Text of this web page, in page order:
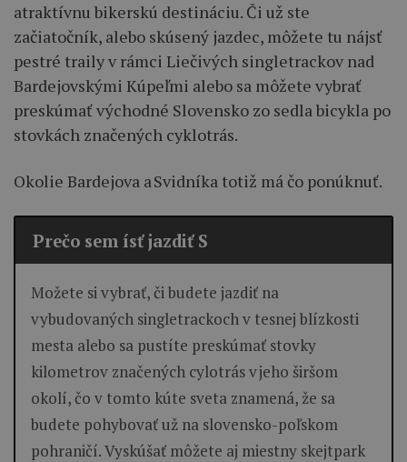
atraktívnu bikerskú destináciu. Či už ste
začiatočník, alebo skúsený jazdec, môžete tu nájsť
pestré traily v rámci Liečivých singletrackov nad
Bardejovskými Kúpeľmi alebo sa môžete vybrať
preskúmať východné Slovensko zo sedla bicykla po
stovkách značených cyklotrás.
Okolie Bardejova a Svidníka totiž má čo ponúknuť.
Prečo sem ísť jazdiť S
Možete si vybrať, či budete jazdiť na
vybudovaných singletrackoch v tesnej blízkosti
mesta alebo sa pustíte preskúmať stovky
kilometrov značených cylotrás v jeho širšom
okolí, čo v tomto kúte sveta znamená, že sa
budete pohybovať už na slovensko-poľskom
pohraničí. Vyskúšať môžete aj miestny skejtpark